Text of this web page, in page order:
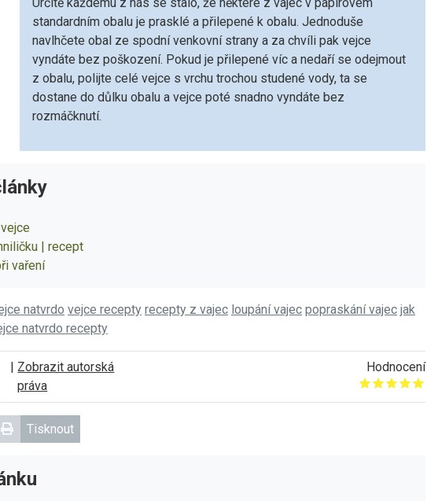
Určitě každému z nás se stalo, že některé z vajec v papírovém
standardním obalu je prasklé a přilepené k obalu. Jednoduše
navlhčete obal ze spodní venkovní strany a za chvíli pak vejce
vyndáte bez poškození. Pokud je přilepené víc a nedaří se odejmout
z obalu, polijte celé vejce s vrchu trochou studené vody, ta se
dostane do důlku obalu a vejce poté snadno vyndáte bez
rozmáčknutí.
| recept
vaření
natvrdo vejce recepty recepty z vajec loupání vajec popraskání vajec jak
natvrdo recepty
Zobrazit autorská
práva
Hodnocení
Give it 1/5
Give it 2/5
Give it 3/5
Give it 4/5
Give it 5/5
Tisknout